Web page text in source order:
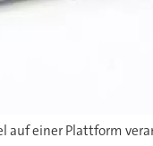
auf einer Plattform